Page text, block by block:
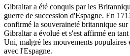
Gibraltar a été conquis par les
guerre de succession d'Espagne. En
confirmé la souveraineté britannique
Gibraltar a évolué et s'est affirmé en
Uni, malgré les mouvements populaires
avec l'Espagne.